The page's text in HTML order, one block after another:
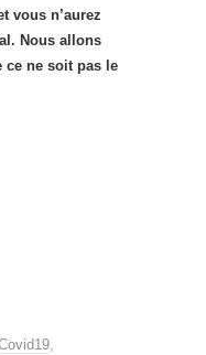
vous n’aurez
Nous allons
ne soit pas le
,